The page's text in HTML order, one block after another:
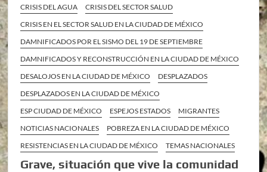
CRISIS DEL AGUA
CRISIS DEL SECTOR SALUD
CRISIS EN EL SECTOR SALUD EN LA CIUDAD DE MÉXICO
DAMNIFICADOS POR EL SISMO DEL 19 DE SEPTIEMBRE
DAMNIFICADOS Y RECONSTRUCCIÓN EN LA CIUDAD DE MÉXICO
DESALOJOS EN LA CIUDAD DE MÉXICO
DESPLAZADOS
DESPLAZADOS EN LA CIUDAD DE MÉXICO
ESP CIUDAD DE MÉXICO
ESPEJOS ESTADOS
MIGRANTES
NOTICIAS NACIONALES
POBREZA EN LA CIUDAD DE MÉXICO
RESISTENCIAS EN LA CIUDAD DE MÉXICO
TEMAS NACIONALES
Grave, situación que vive la comunidad